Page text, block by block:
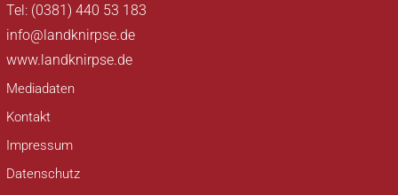
Tel: (0381) 440 53 183
info@landknirpse.de
www.landknirpse.de
Mediadaten
Kontakt
Impressum
Datenschutz